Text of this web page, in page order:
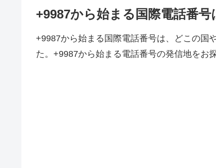
+9987から始まる国際電話番
+9987から始まる国際電話番号は、どこの国
た。+9987から始まる電話番号の発信地をお